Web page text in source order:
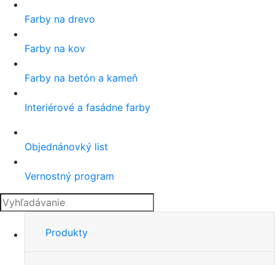
Farby na drevo
Farby na kov
Farby na betón a kameň
Interiérové a fasádne farby
Objednánovký list
Vernostný program
Produkty